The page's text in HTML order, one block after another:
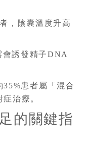
，陰囊溫度升高
誘發精子DNA
患者屬「混合
治療。
的關鍵指